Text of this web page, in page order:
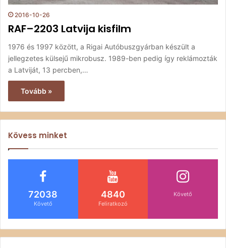
2016-10-26
RAF–2203 Latvija kisfilm
1976 és 1997 között, a Rigai Autóbuszgyárban készült a
jellegzetes külsejű mikrobusz. 1989-ben pedig így reklámozták
a Latviját, 13 percben,…
Tovább »
Kövess minket
72038
Követő
4840
Feliratkozó
Követő